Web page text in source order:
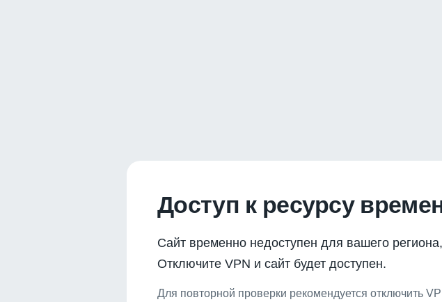
Доступ к ресурсу
Сайт временно недоступен для вашего
Отключите VPN и сайт будет доступен.
Для повторной проверки рекомендуется отключить